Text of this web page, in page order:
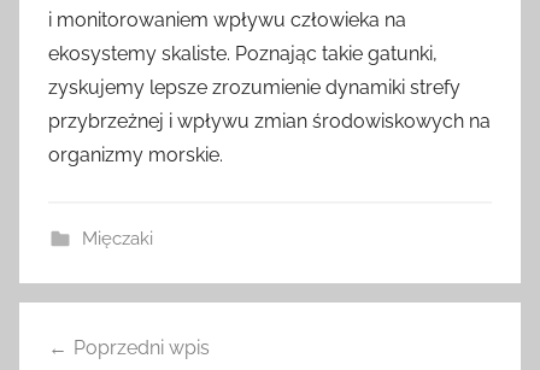
i monitorowaniem wpływu człowieka na
ekosystemy skaliste. Poznając takie gatunki,
zyskujemy lepsze zrozumienie dynamiki strefy
przybrzeżnej i wpływu zmian środowiskowych na
organizmy morskie.
Mięczaki
Poprzedni wpis